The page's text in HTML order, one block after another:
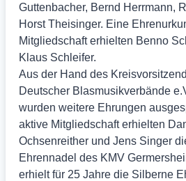
Guttenbacher, Bernd Herrmann,
Horst Theisinger. Eine
Mitgliedschaft erhielten Benno
Klaus Schleifer.
Aus der Hand des
Deutscher Blasmusikverbände
wurden weitere Ehrungen
aktive Mitgliedschaft erhielten
Ochsenreither und Jens Singer
Ehrennadel des KMV
erhielt für 25 Jahre die Silberne